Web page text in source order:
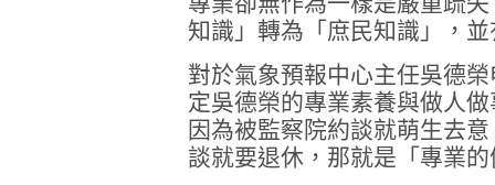
知識」轉為「庶民知識」，
對於氣象預報中心主任吳德
定吳德榮的專業素養與做人
因為被監察院約談就萌生去
談就要退休，那就是「專業